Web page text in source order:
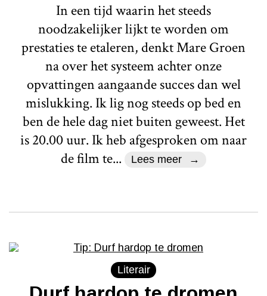
In een tijd waarin het steeds
noodzakelijker lijkt te worden om
prestaties te etaleren, denkt Mare Groen
na over het systeem achter onze
opvattingen aangaande succes dan wel
mislukking. Ik lig nog steeds op bed en
ben de hele dag niet buiten geweest. Het
is 20.00 uur. Ik heb afgesproken om naar
de film te...
Lees meer
Literair